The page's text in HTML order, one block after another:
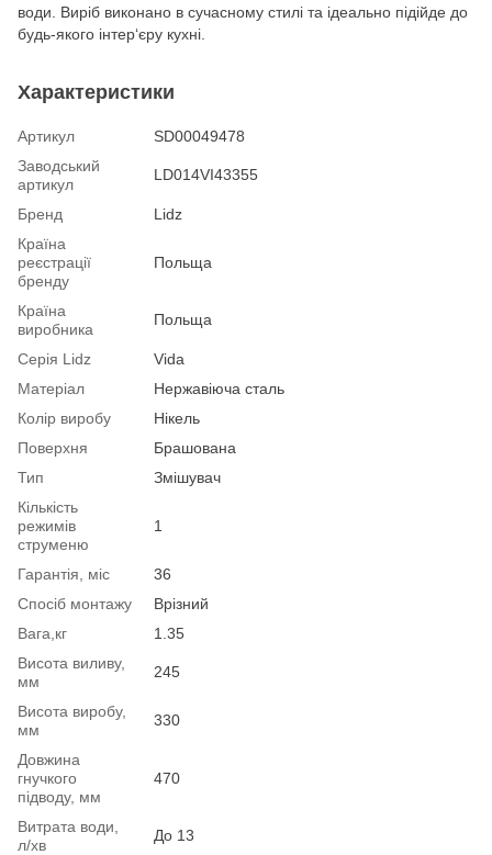
води. Виріб виконано в сучасному стилі та ідеально підійде до
будь-якого інтер‘єру кухні.
Характеристики
Артикул
SD00049478
Заводський
артикул
LD014VI43355
Бренд
Lidz
Країна
реєстрації
бренду
Польща
Країна
виробника
Польща
Серія Lidz
Vida
Матеріал
Нержавіюча сталь
Колір виробу
Нікель
Поверхня
Брашована
Тип
Змішувач
Кількість
режимів
струменю
1
Гарантія, міс
36
Спосіб монтажу
Врізний
Вага,кг
1.35
Висота виливу,
мм
245
Висота виробу,
мм
330
Довжина
гнучкого
підводу, мм
470
Витрата води,
л/хв
До 13